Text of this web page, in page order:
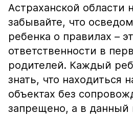
Астраханской области
забывайте, что
ребенка о правилах –
ответственности в
родителей. Каждый
знать, что находиться
объектах без
запрещено, а в данный